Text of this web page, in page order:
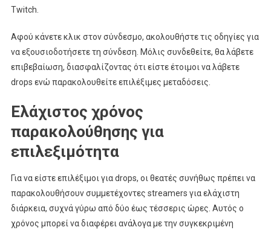
Twitch.
Αφού κάνετε κλικ στον σύνδεσμο, ακολουθήστε τις οδηγίες για
να εξουσιοδοτήσετε τη σύνδεση. Μόλις συνδεθείτε, θα λάβετε
επιβεβαίωση, διασφαλίζοντας ότι είστε έτοιμοι να λάβετε
drops ενώ παρακολουθείτε επιλέξιμες μεταδόσεις.
Ελάχιστος χρόνος
παρακολούθησης για
επιλεξιμότητα
Για να είστε επιλέξιμοι για drops, οι θεατές συνήθως πρέπει να
παρακολουθήσουν συμμετέχοντες streamers για ελάχιστη
διάρκεια, συχνά γύρω από δύο έως τέσσερις ώρες. Αυτός ο
χρόνος μπορεί να διαφέρει ανάλογα με την συγκεκριμένη